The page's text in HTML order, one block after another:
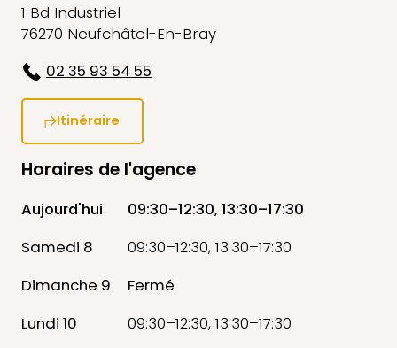
1 Bd Industriel
76270 Neufchâtel-En-Bray
02 35 93 54 55
Itinéraire
Horaires de l'agence
Aujourd'hui
09:30–12:30, 13:30–17:30
Samedi 8
09:30–12:30, 13:30–17:30
Dimanche 9
Fermé
Lundi 10
09:30–12:30, 13:30–17:30